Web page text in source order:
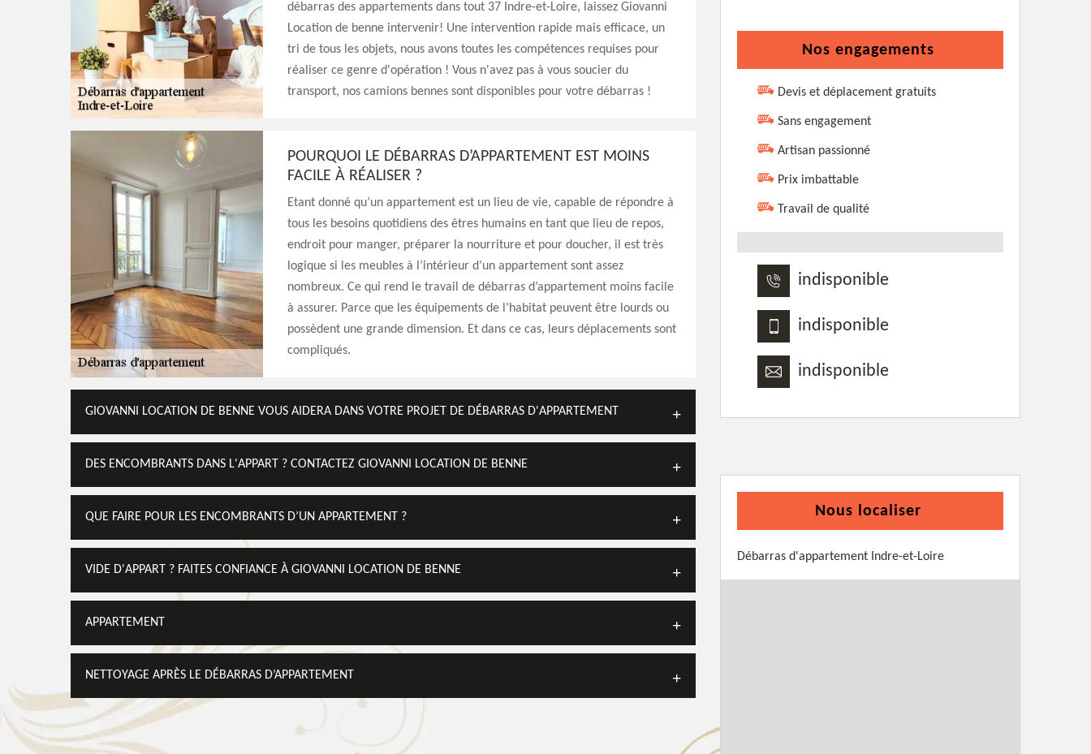
débarras des appartements dans tout 37 Indre-et-Loire, laissez Giovanni
Location de benne intervenir! Une intervention rapide mais efficace, un
tri de tous les objets, nous avons toutes les compétences requises pour
réaliser ce genre d'opération ! Vous n'avez pas à vous soucier du
transport, nos camions bennes sont disponibles pour votre débarras !
POURQUOI LE DÉBARRAS D’APPARTEMENT EST MOINS
FACILE À RÉALISER ?
Etant donné qu’un appartement est un lieu de vie, capable de répondre à
tous les besoins quotidiens des êtres humains en tant que lieu de repos,
endroit pour manger, préparer la nourriture et pour doucher, il est très
logique si les meubles à l’intérieur d’un appartement sont assez
nombreux. Ce qui rend le travail de débarras d’appartement moins facile
à assurer. Parce que les équipements de l’habitat peuvent être lourds ou
possèdent une grande dimension. Et dans ce cas, leurs déplacements sont
compliqués.
GIOVANNI LOCATION DE BENNE VOUS AIDERA DANS VOTRE PROJET DE DÉBARRAS D'APPARTEMENT
DES ENCOMBRANTS DANS L'APPART ? CONTACTEZ GIOVANNI LOCATION DE BENNE
QUE FAIRE POUR LES ENCOMBRANTS D’UN APPARTEMENT ?
VIDE D'APPART ? FAITES CONFIANCE À GIOVANNI LOCATION DE BENNE
APPARTEMENT
NETTOYAGE APRÈS LE DÉBARRAS D’APPARTEMENT
Nos engagements
Devis et déplacement gratuits
Sans engagement
Artisan passionné
Prix imbattable
Travail de qualité
indisponible
indisponible
indisponible
Nous localiser
Débarras d'appartement Indre-et-Loire